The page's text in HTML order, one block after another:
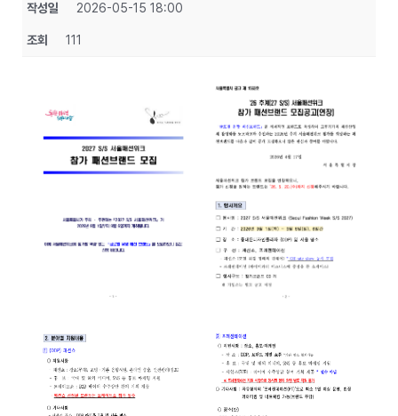
작성일 2026-05-15 18:00
조회 111